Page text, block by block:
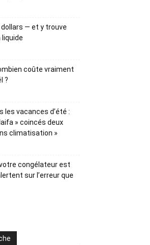
dollars — et y trouve
coûte vraiment
?
les vacances d’été :
» coincés deux
climatisation »
congélateur est
sur l’erreur que